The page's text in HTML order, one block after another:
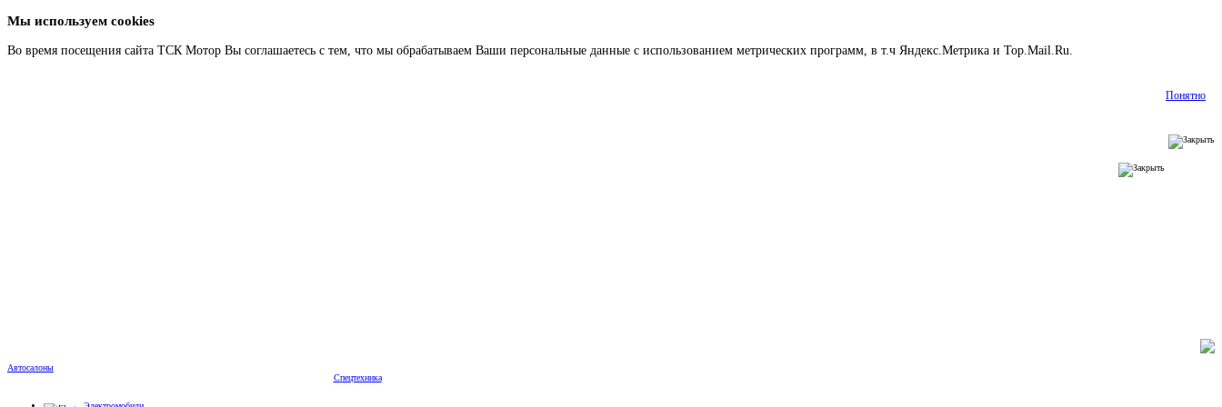
Мы используем cookies
Во время посещения сайта ТСК Мотор Вы соглашаетесь с тем, что мы обрабатываем Ваши персональные данные с использованием метрических программ, в т.ч Яндекс.Метрика и Top.Mail.Ru.
Понятно
Автосалоны
Спецтехника